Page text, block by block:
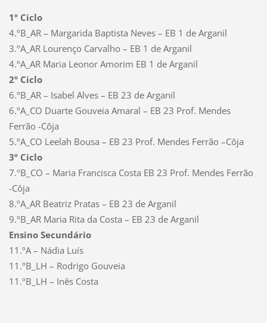
1º Ciclo
4.ºB_AR – Margarida Baptista Neves – EB 1 de Arganil
3.ºA_AR Lourenço Carvalho – EB 1 de Arganil
4.ºA_AR Maria Leonor Amorim EB 1 de Arganil
2º Ciclo
6.ºB_AR – Isabel Alves – EB 23 de Arganil
6.ºA_CO Duarte Gouveia Amaral – EB 23 Prof. Mendes
Ferrão -Côja
5.ºA_CO Leelah Bousa – EB 23 Prof. Mendes Ferrão –Côja
3º Ciclo
7.ºB_CO – Maria Francisca Costa EB 23 Prof. Mendes Ferrão
-Côja
8.ºA_AR Beatriz Pratas – EB 23 de Arganil
9.ºB_AR Maria Rita da Costa – EB 23 de Arganil
Ensino Secundário
11.ºA – Nádia Luís
11.ºB_LH – Rodrigo Gouveia
11.ºB_LH – Inês Costa